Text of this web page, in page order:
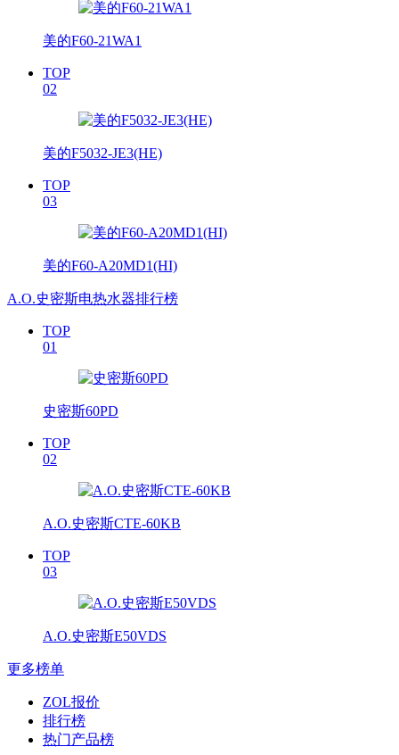
美的F60-21WA1
TOP
02
美的F5032-JE3(HE)
TOP
03
美的F60-A20MD1(HI)
A.O.史密斯电热水器排行榜
TOP
01
史密斯60PD
TOP
02
A.O.史密斯CTE-60KB
TOP
03
A.O.史密斯E50VDS
更多榜单
ZOL报价
排行榜
热门产品榜